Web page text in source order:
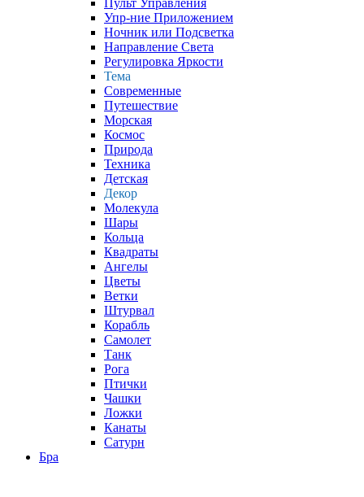
Пульт Управления
Упр-ние Приложением
Ночник или Подсветка
Направление Света
Регулировка Яркости
Тема
Современные
Путешествие
Морская
Космос
Природа
Техника
Детская
Декор
Молекула
Шары
Кольца
Квадраты
Ангелы
Цветы
Ветки
Штурвал
Корабль
Самолет
Танк
Рога
Птички
Чашки
Ложки
Канаты
Сатурн
Бра